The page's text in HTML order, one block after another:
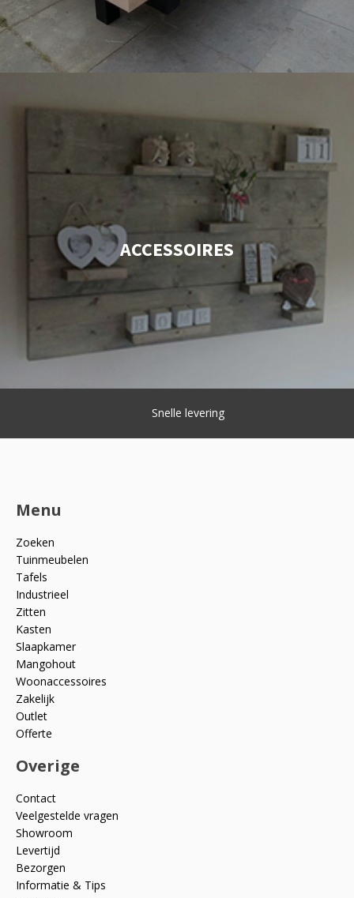
ACCESSOIRES
Snelle levering
Menu
Zoeken
Tuinmeubelen
Tafels
Industrieel
Zitten
Kasten
Slaapkamer
Mangohout
Woonaccessoires
Zakelijk
Outlet
Offerte
Overige
Contact
Veelgestelde vragen
Showroom
Levertijd
Bezorgen
Informatie & Tips